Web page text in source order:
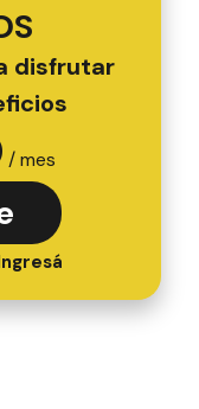
disfrutar
/ mes